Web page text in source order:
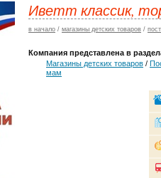
Иветт классик,
в начало / магазины детских товаров /
Компания представлена в
Магазины детских товаров /
мам